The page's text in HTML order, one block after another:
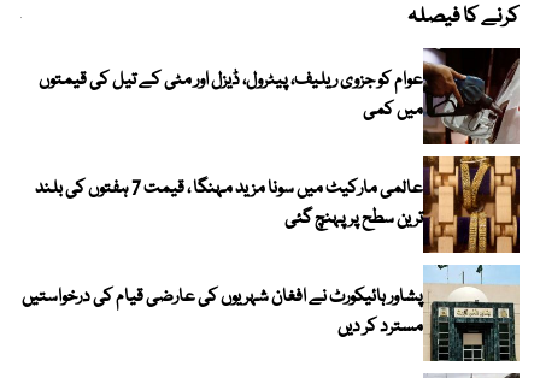
کرنے کا فیصلہ
عوام کو جزوی ریلیف، پیٹرول، ڈیزل اور مٹی کے تیل کی قیمتوں
میں کمی
عالمی مارکیٹ میں سونا مزید مہنگا ، قیمت 7 ہفتوں کی بلند
ترین سطح پر پہنچ گئی
پشاور ہائیکورٹ نے افغان شہریوں کی عارضی قیام کی درخواستیں
مسترد کر دیں